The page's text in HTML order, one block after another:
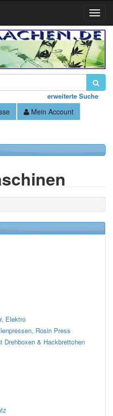
erweiterte Suche
Mein Account
Elektro
Rosin Press
Drehboxen & Hackbrettchen
Toggle